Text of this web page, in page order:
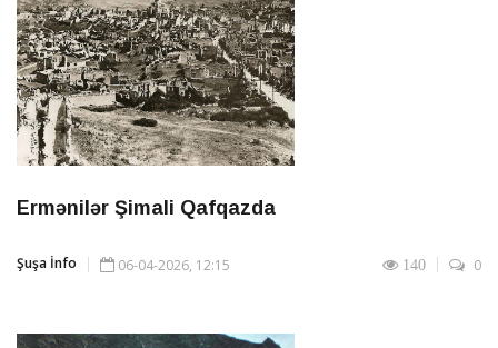
Ermənilər Şimali Qafqazda
Şuşa İnfo 06-04-2026, 12:15 140 0